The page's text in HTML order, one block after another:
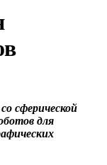
сферической
для